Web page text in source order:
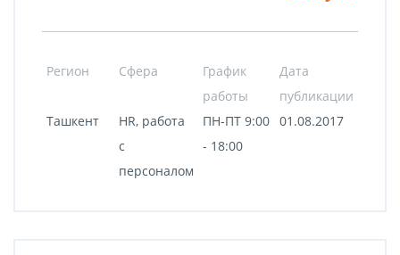
Регион Сфера
График
работы
Дата
публикации
Ташкент
HR, работа
с
персоналом
ПН-ПТ 9:00
- 18:00
01.08.2017